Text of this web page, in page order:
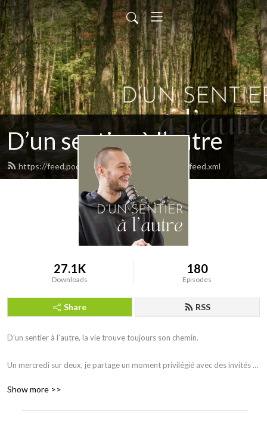
D’un sentier à l’autre
https://feed.podbean.com/dunsentieralautre/feed.xml
27.1K
Downloads
180
Episodes
Share RSS
D’un sentier à l’autre, la vie trouve toujours son chemin.
Un mercredi sur deux, je partage un moment privilégié avec des invités
qui élèvent ma conscience tout en te proposant des perspectives pour
Show more >>